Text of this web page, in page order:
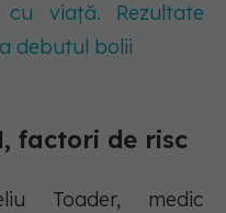
cu viață. Rezultate
debutul bolii
factori de risc
Toader, medic